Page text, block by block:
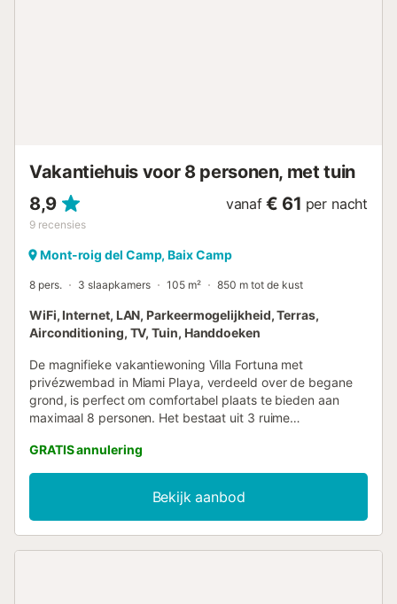
Vakantiehuis voor 8 personen, met tuin
8,9
9 recensies
vanaf € 61 per nacht
Mont-roig del Camp, Baix Camp
8 pers. 3 slaapkamers 105 m² 850 m tot de kust
WiFi, Internet, LAN, Parkeermogelijkheid, Terras,
Airconditioning, TV, Tuin, Handdoeken
De magnifieke vakantiewoning Villa Fortuna met
privézwembad in Miami Playa, verdeeld over de begane
grond, is perfect om comfortabel plaats te bieden aan
maximaal 8 personen. Het bestaat uit 3 ruime
toilet, een gezellige woon-eetkamer met slaapbank en een
volledig uitgeruste keuken om heerlijke maaltijden te
bereiden. Het heeft ook een prachtige terras-tuin met een
aangename veranda en uitzicht op het privézwembad,
uitgerust met tuinmeubilair, barbecue en buitendouche. De
GRATIS annulering
Bekijk aanbod